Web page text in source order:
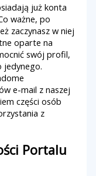
już konta
ważne, po
zaczynasz w niej
oparte na
swój profil,
jedynego.
e-mail z naszej
części osób
z
Portalu